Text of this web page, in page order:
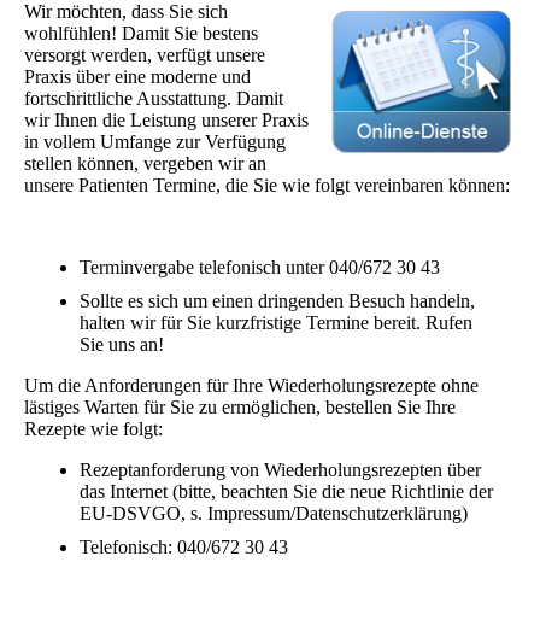
Wir möchten, dass Sie sich
wohlfühlen! Damit Sie bestens
versorgt werden, verfügt unsere
Praxis über eine moderne und
fortschrittliche Ausstattung. Damit
wir Ihnen die Leistung unserer Praxis
in vollem Umfange zur Verfügung
stellen können, vergeben wir an
unsere Patienten Termine, die Sie wie folgt vereinbaren können:
Terminvergabe telefonisch unter 040/672 30 43
Sollte es sich um einen dringenden Besuch handeln,
halten wir für Sie kurzfristige Termine bereit. Rufen
Sie uns an!
Um die Anforderungen für Ihre Wiederholungsrezepte ohne
lästiges Warten für Sie zu ermöglichen, bestellen Sie Ihre
Rezepte wie folgt:
Rezeptanforderung von Wiederholungsrezepten über
das Internet (bitte, beachten Sie die neue Richtlinie der
EU-DSVGO, s. Impressum/Datenschutzerklärung)
Telefonisch: 040/672 30 43